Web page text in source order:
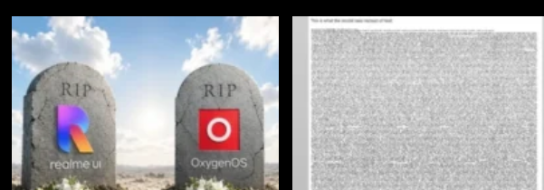
2077
превысили
40 миллионов
копий
Кандидат
в президенты
Франции
выступил
за права
геймеров
на фоне
дисковой
проблемы
GTA
6 и PlayStation